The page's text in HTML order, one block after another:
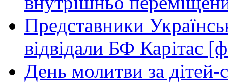
Представники
відвідали БФ Карітас
День молитви за дітей-